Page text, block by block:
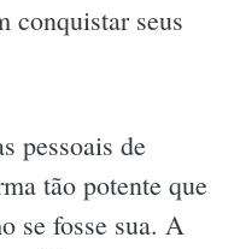
conquistar seus
pessoais de
tão potente que
se fosse sua. A